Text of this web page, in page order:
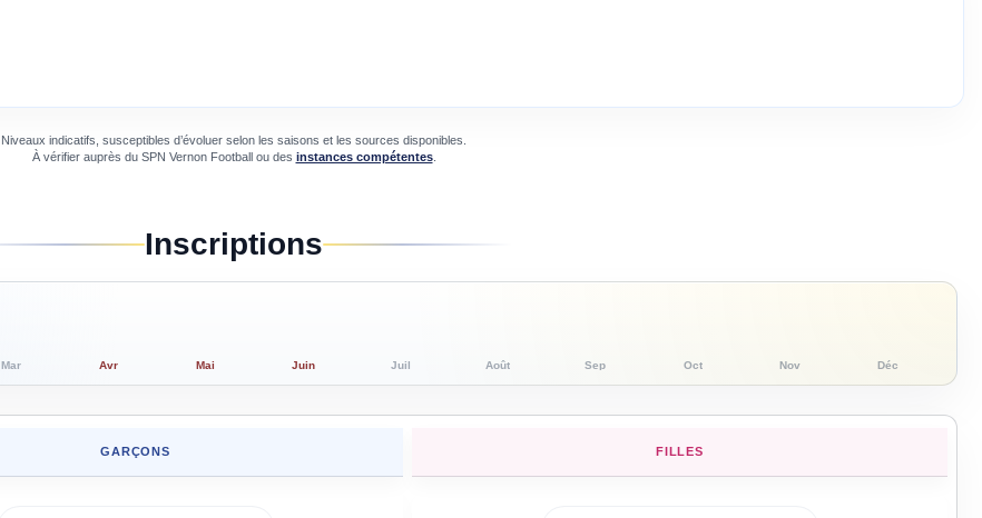
Niveaux indicatifs, susceptibles d’évoluer selon les saisons et les sources disponibles.
À vérifier auprès du SPN Vernon Footballou des instances compétentes.
Inscriptions
Mar Avr Mai Juin Juil Août Sep Oct Nov Déc
GARÇONS FILLES